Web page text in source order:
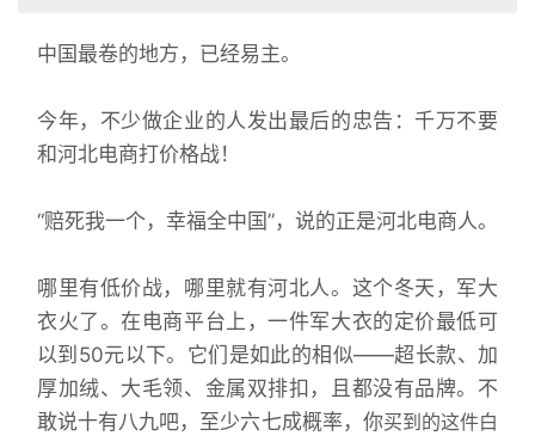
中国最卷的地方，已经易主。
今年，不少做企业的人发出最后的忠告：千万不要
和河北电商打价格战！
“赔死我一个，幸福全中国”，说的正是河北电商人。
哪里有低价战，哪里就有河北人。这个冬天，军大
衣火了。在电商平台上，一件军大衣的定价最低可
以到50元以下。它们是如此的相似——超长款、加
厚加绒、大毛领、金属双排扣，且都没有品牌。不
敢说十有八九吧，至少六七成概率，你买到的这件白